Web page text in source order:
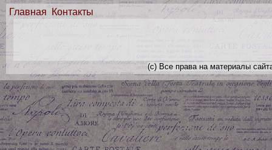
Главная Контакты
(с) Все права на материалы